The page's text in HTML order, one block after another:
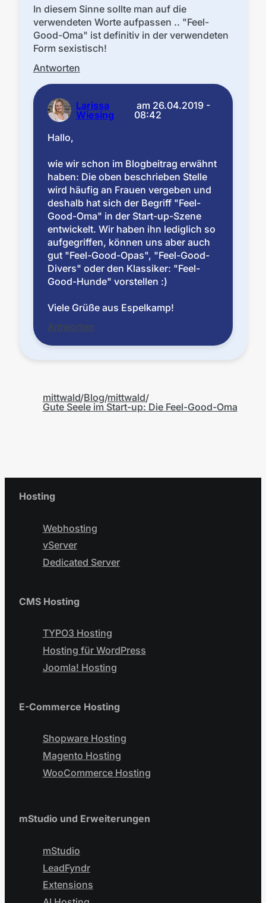
In diesem Sinne sollte man auf die
verwendeten Worte aufpassen .. "Feel-
Good-Oma" ist definitiv in der verwendeten
Form sexistisch!
Antworten
Larissa
Wiesing
am 26.04.2019 -
08:42
Hallo,
wie wir schon im Blogbeitrag erwähnt
haben: Die oben beschrieben Stelle
wird häufig an Frauen vergeben und
deshalb hat sich der Begriff "Feel-
Good-Oma" in der Start-up-Szene
entwickelt. Wir haben ihn lediglich so
aufgegriffen, können uns aber auch
gut "Feel-Good-Opas", "Feel-Good-
Divers" oder den Klassiker: "Feel-
Good-Hunde" vorstellen :)
Viele Grüße aus Espelkamp!
Antworten
mittwald Blog mittwald
Gute Seele im Start-up: Die Feel-Good-Oma
Hosting
Webhosting
vServer
Dedicated Server
CMS Hosting
TYPO3 Hosting
Hosting für WordPress
Joomla! Hosting
E-Commerce Hosting
Shopware Hosting
Magento Hosting
WooCommerce Hosting
mStudio und Erweiterungen
mStudio
LeadFyndr
Extensions